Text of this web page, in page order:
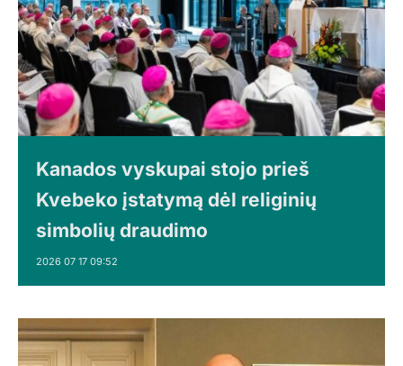
Kanados vyskupai stojo prieš
Kvebeko įstatymą dėl religinių
simbolių draudimo
2026 07 17 09:52